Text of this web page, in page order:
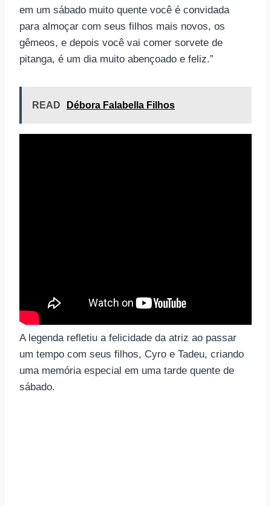
em um sábado muito quente você é convidada
para almoçar com seus filhos mais novos, os
gêmeos, e depois você vai comer sorvete de
pitanga, é um dia muito abençoado e feliz.”
READ Débora Falabella Filhos
A legenda refletiu a felicidade da atriz ao passar
um tempo com seus filhos, Cyro e Tadeu, criando
uma memória especial em uma tarde quente de
sábado.